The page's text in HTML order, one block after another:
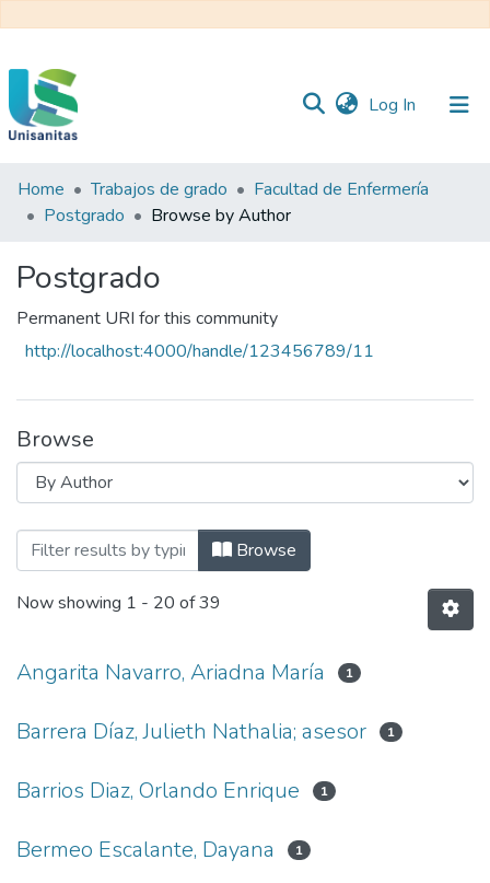
Log In (current)
Inicio
Web
Unisanitas
Home Trabajos de grado
Facultad de Enfermería
Postgrado
Browse by Author
Postgrado
Permanent URI for this community
http://localhost:4000/handle/123456789/11
Browse
Browsing Postgrado by Author
Browse
Now showing 1 - 20 of 39
Angarita Navarro, Ariadna María 1
Barrera Díaz, Julieth Nathalia; asesor 1
Barrios Diaz, Orlando Enrique 1
Bermeo Escalante, Dayana 1